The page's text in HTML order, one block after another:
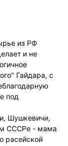
из РФ
и не
Гайдара, с
под
Шушкевичи,
СССРе - мама
расейской